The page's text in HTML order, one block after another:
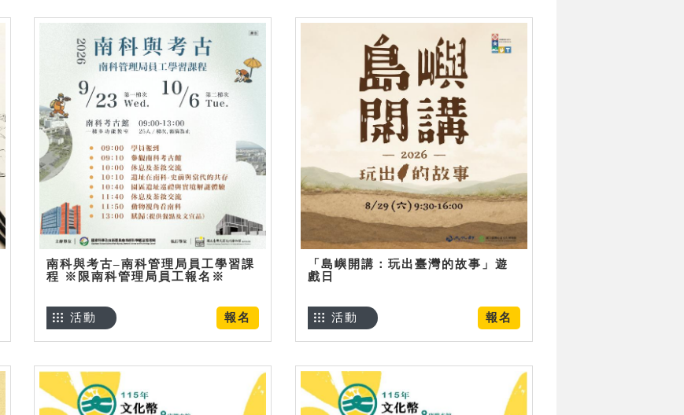
南科與考古–南科管理局員工學習課
程 ※限南科管理局員工報名※
報名
活動
「島嶼開講：玩出臺灣的故事」遊
戲日
報名
活動